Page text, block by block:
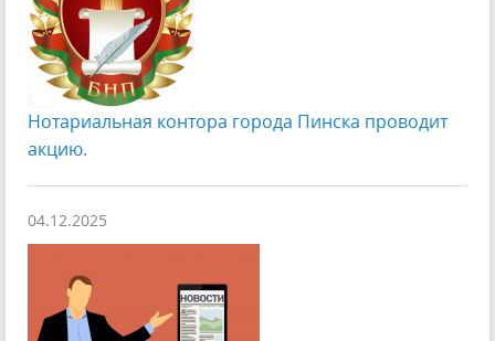
Нотариальная контора города Пинска проводит
акцию.
04.12.2025